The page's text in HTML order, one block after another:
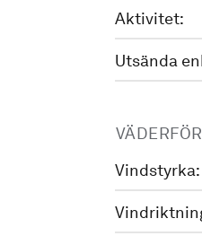
Aktivitet:
Utsända
Vindstyrka: